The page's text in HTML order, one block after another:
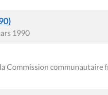
1990
Commission communautaire